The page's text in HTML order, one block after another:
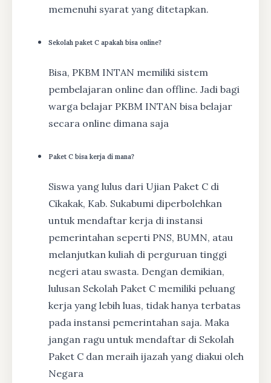
memenuhi syarat yang ditetapkan.
Sekolah paket C apakah bisa online?
Bisa, PKBM INTAN memiliki sistem
pembelajaran online dan offline. Jadi bagi
warga belajar PKBM INTAN bisa belajar
secara online dimana saja
Paket C bisa kerja di mana?
Siswa yang lulus dari Ujian Paket C di
Cikakak, Kab. Sukabumi diperbolehkan
untuk mendaftar kerja di instansi
pemerintahan seperti PNS, BUMN, atau
melanjutkan kuliah di perguruan tinggi
negeri atau swasta. Dengan demikian,
lulusan Sekolah Paket C memiliki peluang
kerja yang lebih luas, tidak hanya terbatas
pada instansi pemerintahan saja. Maka
jangan ragu untuk mendaftar di Sekolah
Paket C dan meraih ijazah yang diakui oleh
Negara